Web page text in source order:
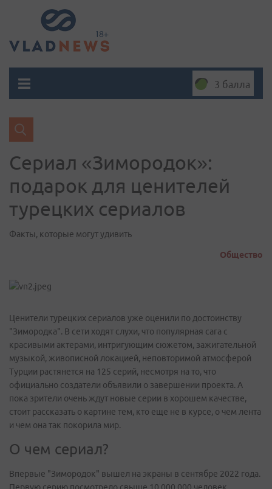
3 балла
Сериал «Зимородок»:
подарок для ценителей
турецких сериалов
Факты, которые могут удивить
Общество
Ценители турецких сериалов уже оценили по достоинству
"Зимородка". В сети ходят слухи, что популярная сага с
красивыми актерами, интригующим сюжетом, зажигательной
музыкой, живописной локацией, неповторимой атмосферой
Турции растянется на 125 серий, несмотря на то, что
официально создатели объявили о завершении проекта. А
пока зрители очень ждут новые серии в хорошем качестве,
стоит рассказать о картине тем, кто еще не в курсе, о чем лента
и чем она так покорила мир.
О чем сериал?
Впервые "Зимородок" вышел на экраны в сентябре 2022 года.